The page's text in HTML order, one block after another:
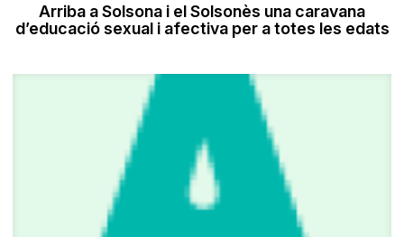
Arriba a Solsona i el Solsonès una caravana
d’educació sexual i afectiva per a totes les edats